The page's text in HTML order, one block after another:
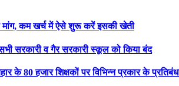
मांग, कम खर्च में ऐसे शुरू करें इसकी खेती
सरकारी व गैर सरकारी स्कूल को किया बंद
के 80 हजार शिक्षकों पर विभिन्न प्रकार के